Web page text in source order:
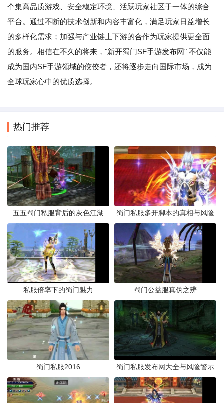
个集高品质游戏、安全稳定环境、活跃玩家社区于一体的综合
平台。通过不断的技术创新和内容丰富化，满足玩家日益增长
的多样化需求；加强与产业链上下游的合作为玩家提供更全面
的服务。相信在不久的将来，"新开蜀门SF手游发布网" 不仅能
成为国内SF手游领域的佼佼者，还将逐步走向国际市场，成为
全球玩家心中的优质选择。
热门推荐
五五蜀门私服背后的灰色江湖 蜀门私服多开脚本的真相与风险
私服倍率下的蜀门魅力 蜀门公益服真伪之辨
蜀门私服2016 蜀门私服发布网大全与风险警示